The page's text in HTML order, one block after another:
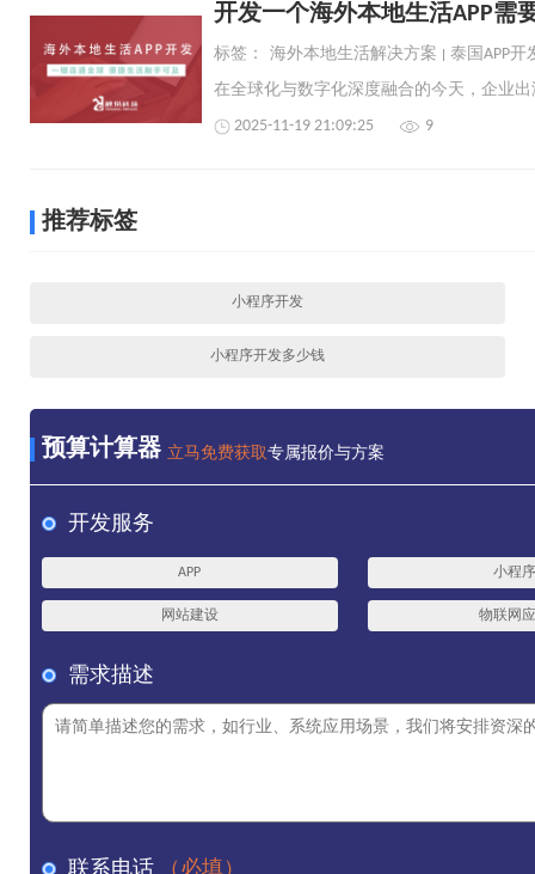
开发一个海外本地生活APP需
标签： 海外本地生活解决方案 泰国APP开
2025-11-19 21:09:25 9
推荐标签
小程序开发
小程序开发多少钱
预算计算器 立马免费获取专属报价与方案
开发服务
APP 小程
网站建设 物联网
需求描述
联系电话 （必填）